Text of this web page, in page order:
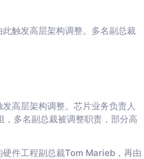
触发高层架构调整。多名副总裁
高层架构调整。芯片业务负责人
多名副总裁被调整职责，部分高
件工程副总裁Tom Marieb，再由